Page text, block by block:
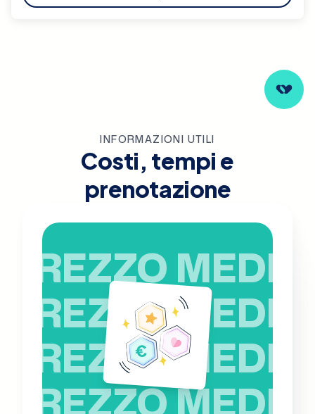
INFORMAZIONI UTILI
Costi, tempi e
prenotazione
PREZZO MEDIO
PREZZO MEDIO
PREZZO MEDIO
PREZZO MEDIO